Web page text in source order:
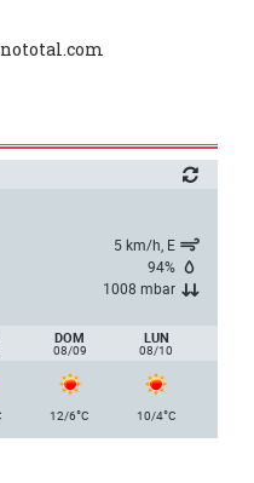
5 km/h, E
94%
1008 mbar
DOM
08/09
LUN
08/10
12/6°C 10/4°C